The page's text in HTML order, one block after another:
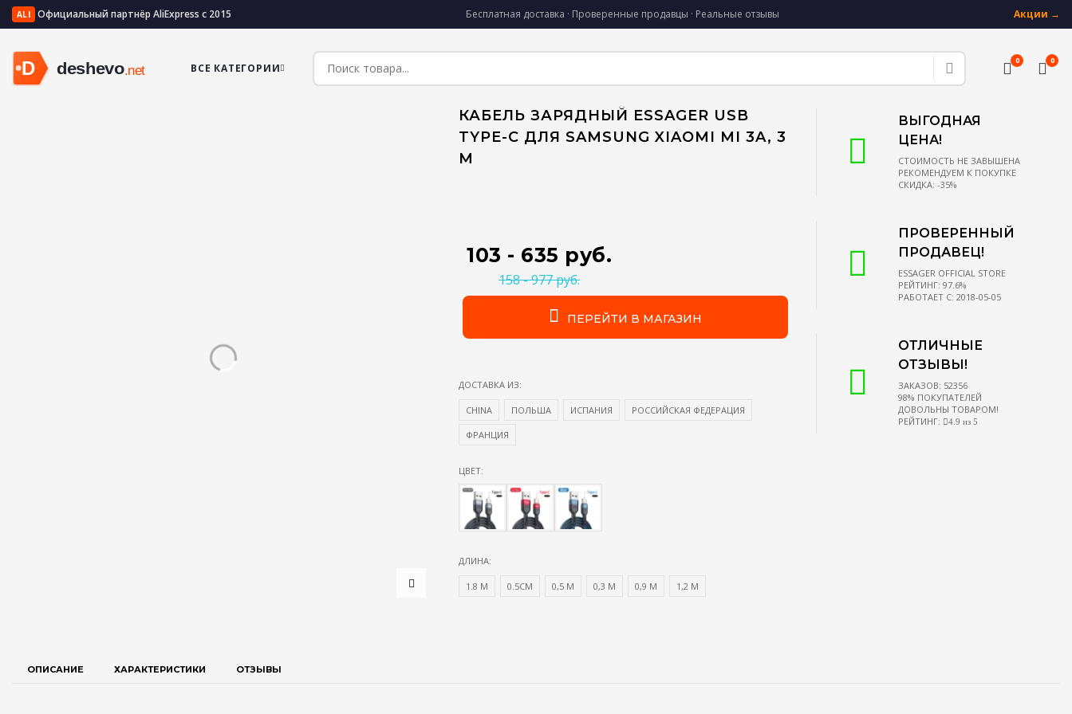
ALI Официальный партнёр AliExpress с 2015 Бесплатная доставка · Проверенные продавцы · Реальные отзывы Акции →
ВСЕ КАТЕГОРИИ
0 0
КАБЕЛЬ ЗАРЯДНЫЙ ESSAGER USB
TYPE-C ДЛЯ SAMSUNG XIAOMI MI 3A, 3
М
103 - 635 руб.
158 - 977 руб.
ПЕРЕЙТИ В МАГАЗИН
ДОСТАВКА ИЗ:
CHINA ПОЛЬША ИСПАНИЯ РОССИЙСКАЯ ФЕДЕРАЦИЯ
ФРАНЦИЯ
ЦВЕТ:
ДЛИНА:
1.8 М 0.5CM 0,5 М 0,3 М 0,9 М 1,2 М
ВЫГОДНАЯ
ЦЕНА!
СТОИМОСТЬ НЕ ЗАВЫШЕНА
РЕКОМЕНДУЕМ К ПОКУПКЕ
СКИДКА: -35%
ПРОВЕРЕННЫЙ
ПРОДАВЕЦ!
ESSAGER OFFICIAL STORE
РЕЙТИНГ: 97.6%
РАБОТАЕТ С: 2018-05-05
ОТЛИЧНЫЕ
ОТЗЫВЫ!
ЗАКАЗОВ: 52356
98% ПОКУПАТЕЛЕЙ
ДОВОЛЬНЫ ТОВАРОМ!
РЕЙТИНГ:
4.9 из 5
ОПИСАНИЕ ХАРАКТЕРИСТИКИ ОТЗЫВЫ